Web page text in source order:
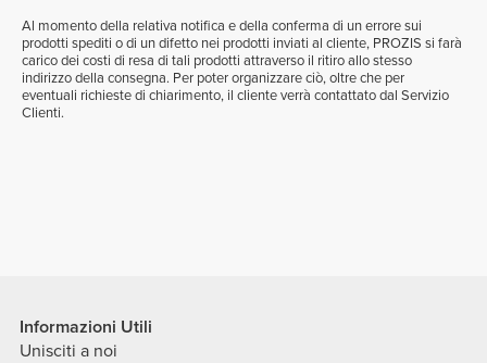
Al momento della relativa notifica e della conferma di un errore sui
prodotti spediti o di un difetto nei prodotti inviati al cliente, PROZIS si farà
carico dei costi di resa di tali prodotti attraverso il ritiro allo stesso
indirizzo della consegna. Per poter organizzare ciò, oltre che per
eventuali richieste di chiarimento, il cliente verrà contattato dal Servizio
Clienti.
Informazioni Utili
Unisciti a noi